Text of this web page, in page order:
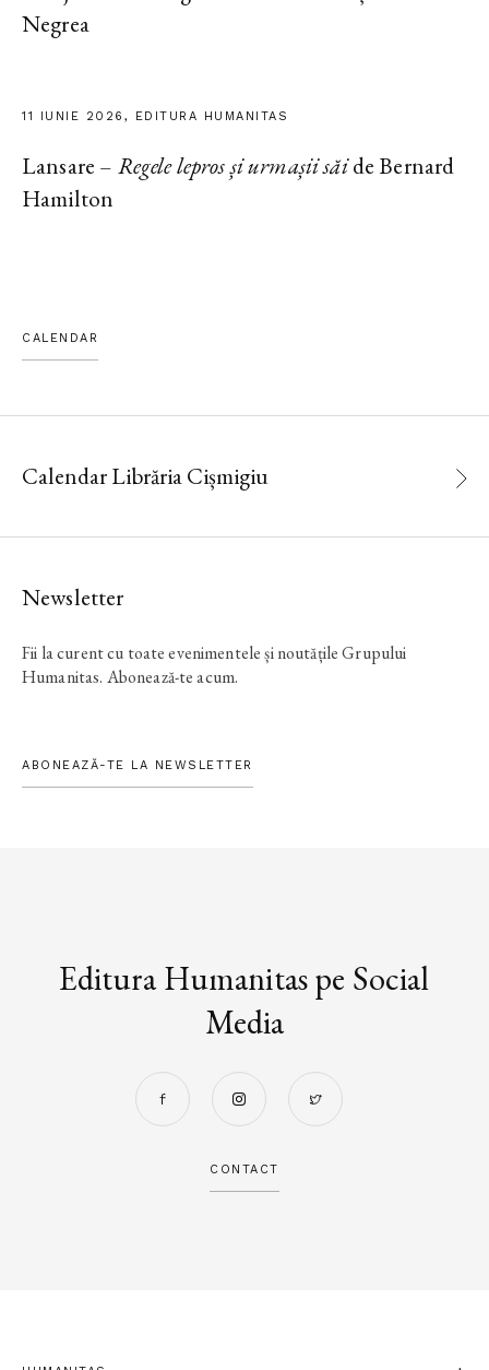
Negrea
11 IUNIE 2026, EDITURA HUMANITAS
Lansare – Regele lepros și urmașii săide Bernard
Hamilton
CALENDAR
Calendar Librăria Cișmigiu
Newsletter
Fii la curent cu toate evenimentele și noutățile Grupului
Humanitas. Abonează-te acum.
ABONEAZĂ-TE LA NEWSLETTER
Editura Humanitas pe Social
Media
CONTACT